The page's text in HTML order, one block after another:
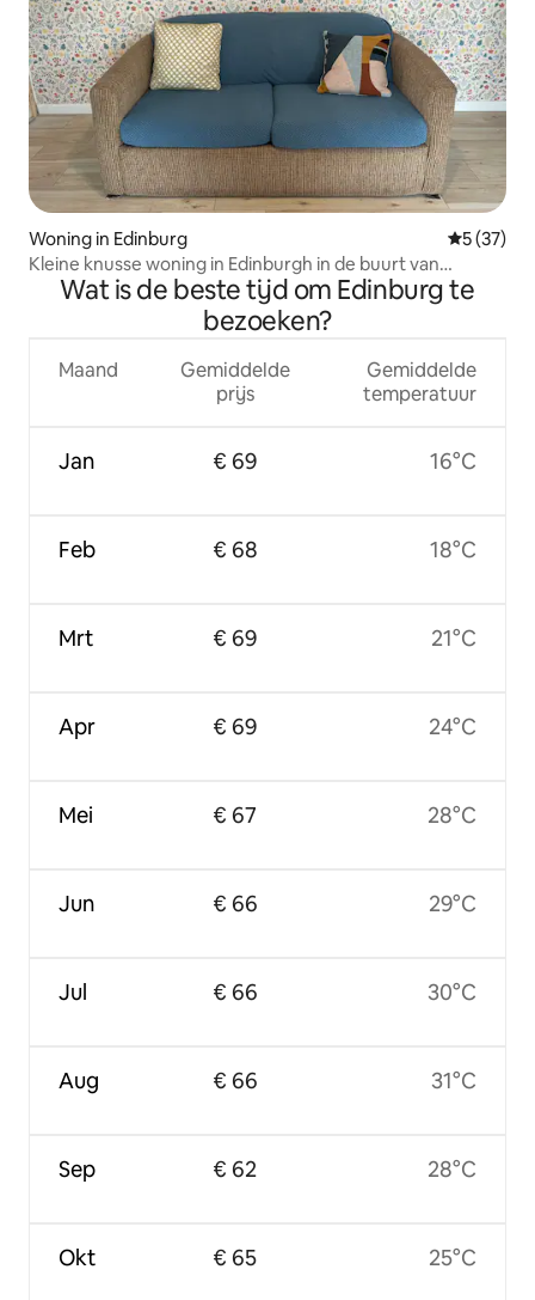
Woning in Edinburg
5 (37)
Kleine knusse woning in Edinburgh in de buurt van
McAllen
Wat is de beste tijd om Edinburg te
bezoeken?
Maand
Jan
Feb
Mrt
Apr
Mei
Jun
Jul
Aug
Sep
Okt
Gemiddelde
prijs
€ 69
€ 68
€ 69
€ 69
€ 67
€ 66
€ 66
€ 66
€ 62
€ 65
Gemiddelde
temperatuur
16°C
18°C
21°C
24°C
28°C
29°C
30°C
31°C
28°C
25°C